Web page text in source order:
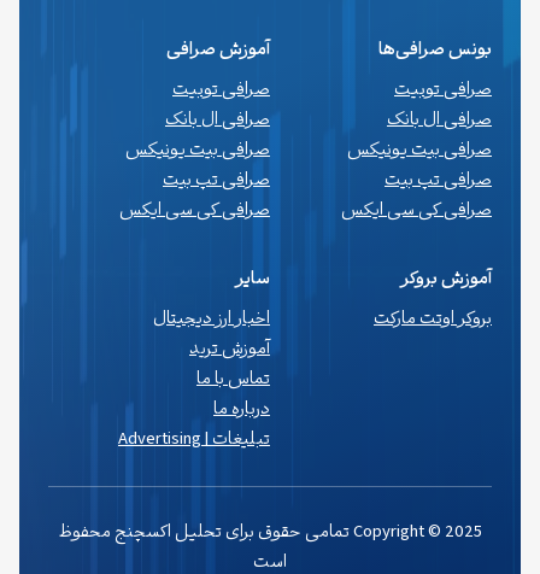
بونس صرافی‌ها
صرافی توبیت
صرافی ال بانک
صرافی بیت یونیکس
صرافی تپ بیت
صرافی کی سی ایکس
آموزش صرافی
صرافی توبیت
صرافی ال بانک
صرافی بیت یونیکس
صرافی تپ بیت
صرافی کی سی ایکس
آموزش بروکر
بروکر اوتت مارکت
سایر
اخبار ارز دیجیتال
آموزش ترید
تماس با ما
درباره ما
تبلیغات | Advertising
Copyright © 2025 تمامی حقوق برای تحلیل اکسچنج محفوظ
است